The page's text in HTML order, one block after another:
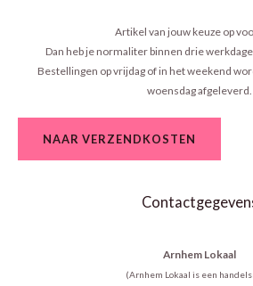
Artikel van jouw keuze op
Dan heb je normaliter binnen drie
Bestellingen op vrijdag of in het weekend
woensdag afgeleverd.
NAAR VERZENDKOSTEN
Arnhem Lokaal
(Arnhem Lokaal is een